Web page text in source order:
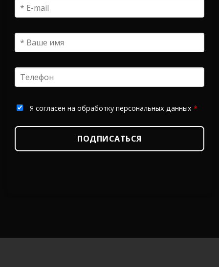
Я согласен на обработку персональных данных *
ПОДПИСАТЬСЯ